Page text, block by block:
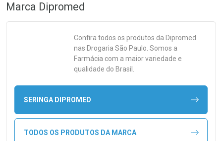
Marca Dipromed
Confira todos os produtos da Dipromed
nas Drogaria São Paulo. Somos a
Farmácia com a maior variedade e
qualidade do Brasil.
SERINGA DIPROMED
TODOS OS PRODUTOS DA MARCA